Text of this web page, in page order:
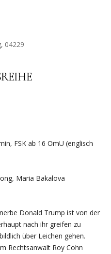
04229
FSK ab 16 OmU (englisch
Maria Bakalova
Donald Trump ist von der
nach ihr greifen zu
über Leichen gehen.
Rechtsanwalt Roy Cohn